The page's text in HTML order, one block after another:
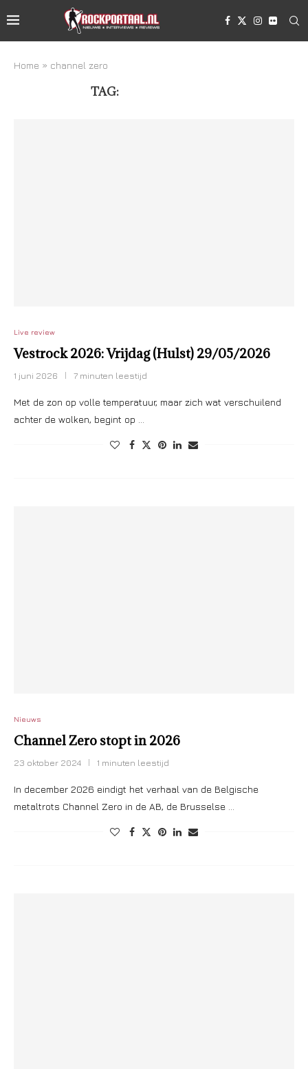
Home » channel zero
TAG:
Live review
Vestrock 2026: Vrijdag (Hulst) 29/05/2026
1 juni 2026 7 minuten leestijd
Met de zon op volle temperatuur, maar zich wat verschuilend
achter de wolken, begint op …
Nieuws
Channel Zero stopt in 2026
23 oktober 2024 1 minuten leestijd
In december 2026 eindigt het verhaal van de Belgische
metaltrots Channel Zero in de AB, de Brusselse …